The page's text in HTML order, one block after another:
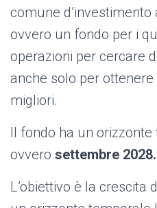
comune d’investimento
ovvero un fondo per i
operazioni per cercare
anche solo per
migliori.
Il fondo ha un
ovvero settembre 2028.
L’obiettivo è la crescita